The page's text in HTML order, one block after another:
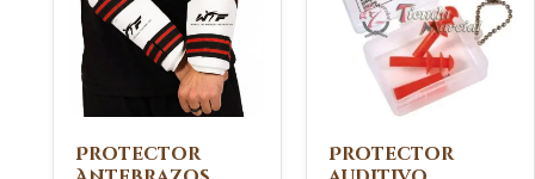
Protector
múltiples
variantes.
Las
opciones
se
pueden
Protector